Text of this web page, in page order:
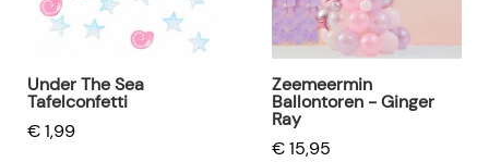
Under The Sea
Tafelconfetti
€ 1,99
Zeemeermin
Ballontoren - Ginger
Ray
€ 15,95